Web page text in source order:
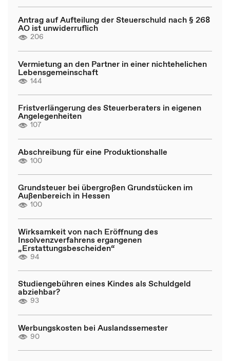
Antrag auf Aufteilung der Steuerschuld nach § 268
AO ist unwiderruflich
206
Vermietung an den Partner in einer nichtehelichen
Lebensgemeinschaft
144
Fristverlängerung des Steuerberaters in eigenen
Angelegenheiten
107
Abschreibung für eine Produktionshalle
100
Grundsteuer bei übergroßen Grundstücken im
Außenbereich in Hessen
100
Wirksamkeit von nach Eröffnung des
Insolvenzverfahrens ergangenen
„Erstattungsbescheiden“
94
Studiengebühren eines Kindes als Schuldgeld
abziehbar?
93
Werbungskosten bei Auslandssemester
90